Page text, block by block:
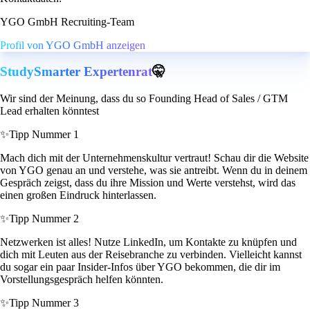
YGO GmbH Recruiting-Team
Profil von YGO GmbH anzeigen
StudySmarter Expertenrat🤫
Wir sind der Meinung, dass du so Founding Head of Sales / GTM
Lead erhalten könntest
✨Tipp Nummer 1
Mach dich mit der Unternehmenskultur vertraut! Schau dir die Website
von YGO genau an und verstehe, was sie antreibt. Wenn du in deinem
Gespräch zeigst, dass du ihre Mission und Werte verstehst, wird das
einen großen Eindruck hinterlassen.
✨Tipp Nummer 2
Netzwerken ist alles! Nutze LinkedIn, um Kontakte zu knüpfen und
dich mit Leuten aus der Reisebranche zu verbinden. Vielleicht kannst
du sogar ein paar Insider-Infos über YGO bekommen, die dir im
Vorstellungsgespräch helfen könnten.
✨Tipp Nummer 3